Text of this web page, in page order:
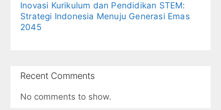
Inovasi Kurikulum dan Pendidikan STEM:
Strategi Indonesia Menuju Generasi Emas
2045
Recent Comments
No comments to show.